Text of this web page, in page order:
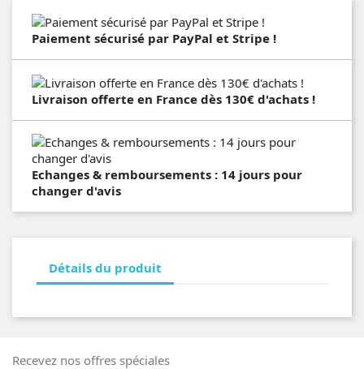
Paiement sécurisé par PayPal et Stripe !
Livraison offerte en France dès 130€ d'achats !
Echanges & remboursements : 14 jours pour
changer d'avis
Détails du produit
Recevez nos offres spéciales